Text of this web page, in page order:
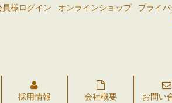
員様ログイン オンラインショップ プライ
採用情報 会社概要 お問い